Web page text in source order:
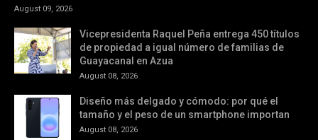
August 09, 2026
Vicepresidenta Raquel Peña entrega 450 títulos
de propiedad a igual número de familias de
Guayacanal en Azua
August 08, 2026
Diseño más delgado y cómodo: por qué el
tamaño y el peso de un smartphone importan
August 08, 2026